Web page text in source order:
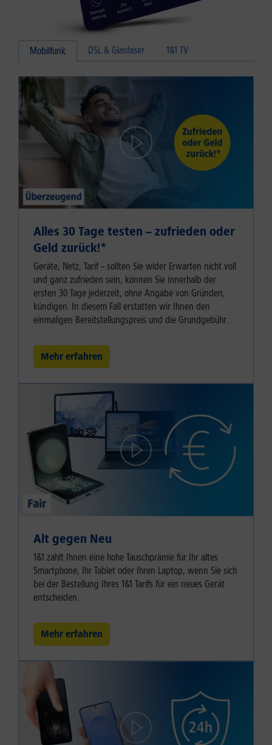
Mobilfunk DSL & Glasfaser 1&1 TV
Alles 30 Tage testen – zufrieden oder
Geld zurück!⁠*
Geräte, Netz, Tarif – sollten Sie wider Erwarten nicht voll
und ganz zufrieden sein, können Sie innerhalb der
ersten 30 Tage jederzeit, ohne Angabe von Gründen,
kündigen. In diesem Fall erstatten wir Ihnen den
einmaligen Bereitstellungspreis und die Grundgebühr.
Mehr erfahren
Alt gegen Neu
1&1 zahlt Ihnen eine hohe Tauschprämie für Ihr altes
Smartphone, Ihr Tablet oder Ihren Laptop, wenn Sie sich
bei der Bestellung Ihres 1&1 Tarifs für ein neues Gerät
entscheiden.
Mehr erfahren